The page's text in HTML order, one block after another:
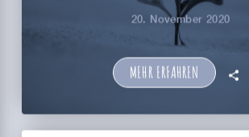
20. November 2020
MEHR ERFAHREN 🗣